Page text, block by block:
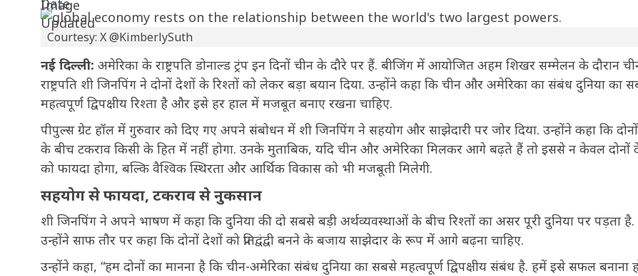
Courtesy: X @KimberlySuth
नई दिल्ली: अमेरिका के राष्ट्रपति डोनाल्ड ट्रंप इन दिनों चीन के दौरे पर हैं. बीजिंग में आयोजित अहम शिखर सम्मेलन के दौरान
राष्ट्रपति शी जिनपिंग ने दोनों देशों के रिश्तों को लेकर बड़ा बयान दिया. उन्होंने कहा कि चीन और अमेरिका का संबंध दुनिया का
महत्वपूर्ण द्विपक्षीय रिश्ता है और इसे हर हाल में मजबूत बनाए रखना चाहिए.
पीपुल्स ग्रेट हॉल में गुरुवार को दिए गए अपने संबोधन में शी जिनपिंग ने सहयोग और साझेदारी पर जोर दिया. उन्होंने कहा कि
के बीच टकराव किसी के हित में नहीं होगा. उनके मुताबिक, यदि चीन और अमेरिका मिलकर आगे बढ़ते हैं तो इससे न केवल दोनों
को फायदा होगा, बल्कि वैश्विक स्थिरता और आर्थिक विकास को भी मजबूती मिलेगी.
सहयोग से फायदा, टकराव से नुकसान
शी जिनपिंग ने अपने भाषण में कहा कि दुनिया की दो सबसे बड़ी अर्थव्यवस्थाओं के बीच रिश्तों का असर पूरी दुनिया पर पड़ता है.
उन्होंने साफ तौर पर कहा कि दोनों देशों को प्रतिद्वंद्वी बनने के बजाय साझेदार के रूप में आगे बढ़ना चाहिए.
उन्होंने कहा, “हम दोनों का मानना है कि चीन-अमेरिका संबंध दुनिया का सबसे महत्वपूर्ण द्विपक्षीय संबंध है. हमें इसे सफल बनाना